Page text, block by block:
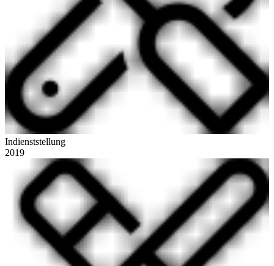
Indienststellung
2019